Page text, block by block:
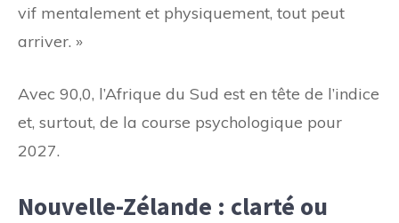
vif mentalement et physiquement, tout peut
arriver. »
Avec 90,0, l’Afrique du Sud est en tête de l’indice
et, surtout, de la course psychologique pour
2027.
Nouvelle-Zélande : clarté ou